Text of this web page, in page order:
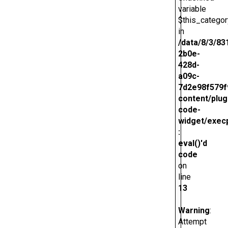
variable
in
/data/8/3/
2b0e-
428d-
a09c-
content/
code-
widget/
:
eval()'d
code
on
line
13
Warning:
Attempt